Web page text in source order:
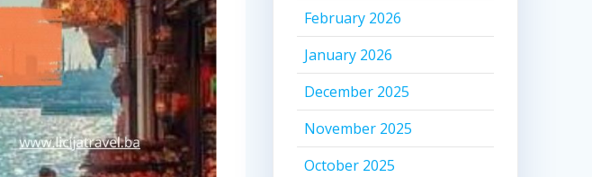
February 2026
January 2026
December 2025
November 2025
October 2025